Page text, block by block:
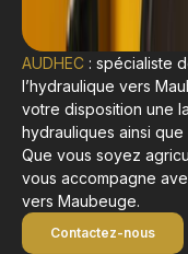
AUDHEC : spécialiste
l’hydraulique vers
votre disposition une
hydrauliques ainsi
Que vous soyez
vous accompagne
vers Maubeuge.
Contactez-nous